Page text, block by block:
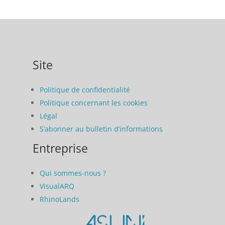
Site
Politique de confidentialité
Politique concernant les cookies
Légal
S’abonner au bulletin d’informations
Entreprise
Qui sommes-nous ?
VisualARQ
RhinoLands